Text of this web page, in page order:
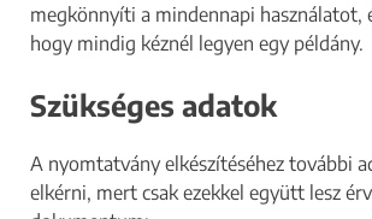
megkönnyíti a mindennapi használatot,
hogy mindig kéznél legyen egy példány.
Szükséges adatok
A nyomtatvány elkészítéséhez további
elkérni, mert csak ezekkel együtt lesz